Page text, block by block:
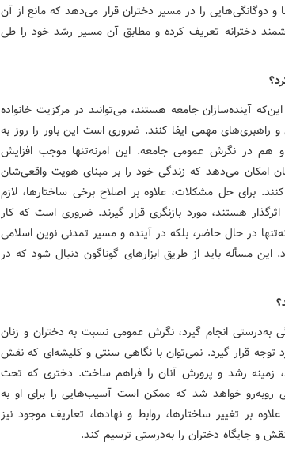
را در مسیر دختران قرار می‌دهد که مانع از آن
دخترانه تعریف کرده و مطابق آن مسیر رشد خود را طی
آینده‌سازان جامعه هستند، می‌توانند در مرکزیت خانواده
مهمی ایفا کنند. ضروری است این باور را روز به
در نگرش عمومی جامعه. این امرنه‌تنها موجب افزایش
امکان می‌دهد که زندگی خود را بر مبنای هویت واقعی‌شان
برای حل مشکلات، علاوه بر اصلاح برخی ساختارها، لازم
هستند، مورد بازنگری قرار گیرند. ضروری است که کار
در حال حاضر، بلکه در آینده و مسیر تمدنی نوین اسلامی
مسأله باید از طریق ابزارهای گوناگون دنبال شود که در
به‌درستی انجام گیرد، نگرش عمومی نسبت به دختران و زنان
توجه قرار گیرد. نمی‌توان با نگاهی سنتی و کلیشه‌ای که نقش
زمینه رشد و پرورش آنان را فراهم ساخت. دختری که تحت
خواهد شد که ممکن است آسیب‌هایی را برای او به
بر تغییر ساختارها، روابط و نهادها، تعاریف موجود نیز
و جایگاه دختران را به‌درستی ترسیم کند.